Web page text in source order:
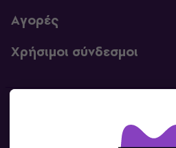
Αγορές
Χρήσιμοι σύνδεσμοι